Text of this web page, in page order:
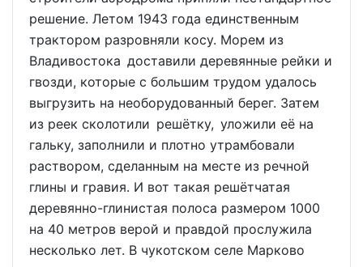
решение. Летом 1943 года единственным
трактором разровняли косу. Морем из
Владивостока доставили деревянные рейки и
гвозди, которые с большим трудом удалось
выгрузить на необорудованный берег. Затем
из реек сколотили решётку, уложили её на
гальку, заполнили и плотно утрамбовали
раствором, сделанным на месте из речной
глины и гравия. И вот такая решётчатая
деревянно-глинистая полоса размером 1000
на 40 метров верой и правдой прослужила
несколько лет. В чукотском селе Марково